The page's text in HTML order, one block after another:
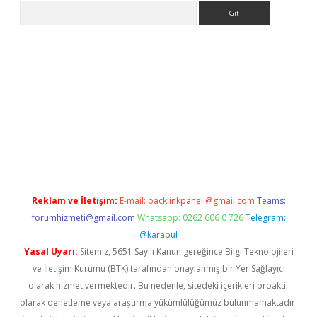
Reklam ve İletişim: E-mail: backlinkpaneli@gmail.com Teams:
forumhizmeti@gmail.com Whatsapp: 0262 606 0 726 Telegram:
@karabul
Yasal Uyarı: Sitemiz, 5651 Sayılı Kanun gereğince Bilgi Teknolojileri
ve İletişim Kurumu (BTK) tarafından onaylanmış bir Yer Sağlayıcı
olarak hizmet vermektedir. Bu nedenle, sitedeki içerikleri proaktif
olarak denetleme veya araştırma yükümlülüğümüz bulunmamaktadır.